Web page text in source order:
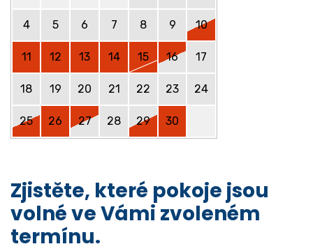
4 5 6 7 8 9 10
11 12 13 14 15 16 17
18 19 20 21 22 23 24
25 26 27 28 29 30
Zjistěte, které pokoje jsou
volné ve Vámi zvoleném
termínu.